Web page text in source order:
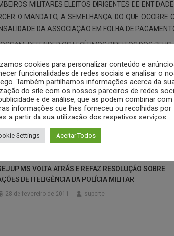
MILITARES ELEITOS DIRIGENTES DE
O MANDATO, A SEMELHANÇA DO QUE OCORRE
DA ASSOCIAÇÃO EM FOLHA DE
DEFENDER OS LEGÍTIMOS DIREITOS DOS
SEGUE PARA A COMISSÃO DE TRABALHO E APÓS
MS VOLTA ATRÁS E REFAZ RESOLUÇÃO SOBRE
DE ITELIGÊNCIA DA POLÍCIA MILITAR
28 de fevereiro de 2011 suporte
cookies para personalizar conteúdo e
funcionalidades de redes sociais e analisar o
Também partilhamos informações acerca da
do site com os nossos parceiros de redes
e de análise, que as podem combinar com
informações que lhes forneceu ou recolhidas por
a partir da sua utilização dos respetivos serviços.
Settings Aceitar Todos